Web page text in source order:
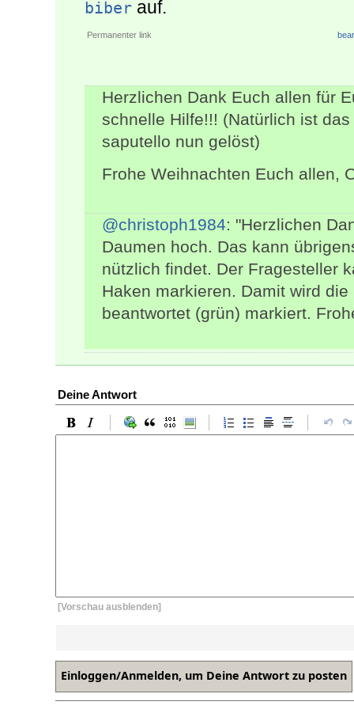
biber auf.
Permanenter link
Herzlichen Dank Euch allen für
schnelle Hilfe!!! (Natürlich ist
saputello nun gelöst)
Frohe Weihnachten Euch allen,
@christoph1984: "Herzlichen
Daumen hoch. Das kann
nützlich findet. Der Fragesteller
Haken markieren. Damit wird
beantwortet (grün) markiert.
Deine Antwort
[Vorschau ausblenden]